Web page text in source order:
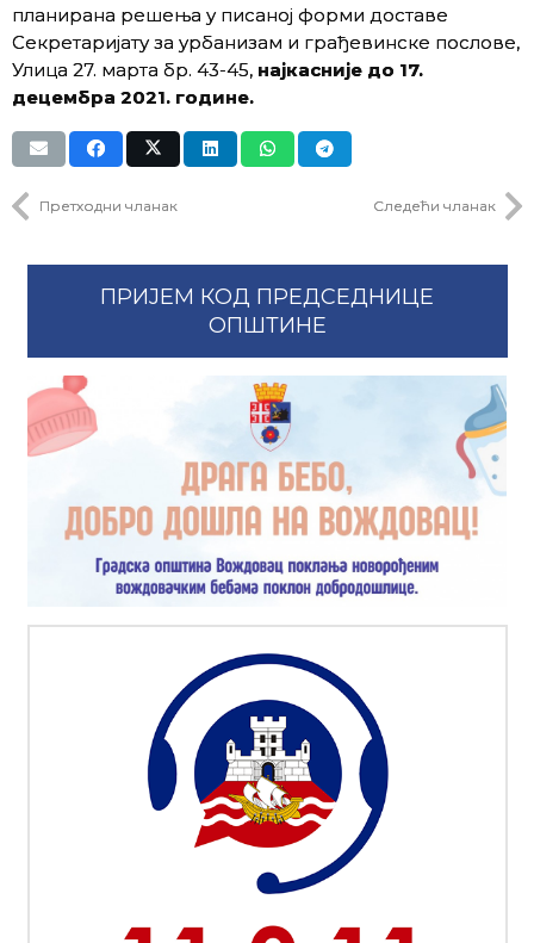
планирана решења у писаној форми доставе
Секретаријату за урбанизам и грађевинске послове,
Улица 27. марта бр. 43-45, најкасније до 17.
децембра 2021. године.
Претходни чланак Следећи чланак
ПРИЈЕМ КОД ПРЕДСЕДНИЦЕ
ОПШТИНЕ